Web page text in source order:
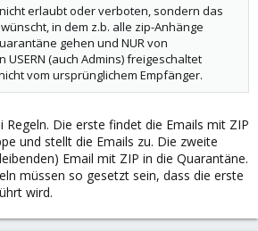
erlaubt oder verboten, sondern das
in dem z.b. alle zip-Anhänge
gehen und NUR von
(auch Admins) freigeschaltet
vom ursprünglichem Empfänger.
Regeln. Die erste findet die Emails mit ZIP
und stellt die Emails zu. Die zweite
Email mit ZIP in die Quarantäne.
müssen so gesetzt sein, dass die erste
wird.